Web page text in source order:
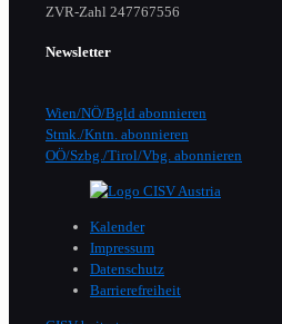
​ZVR-Zahl 247767556
Newsletter
Wien/NÖ/Bgld abonnieren
Stmk./Kntn. abonnieren
OÖ/Szbg./Tirol/Vbg. abonnieren
Kalender
Impressum
Datenschutz
Barrierefreiheit